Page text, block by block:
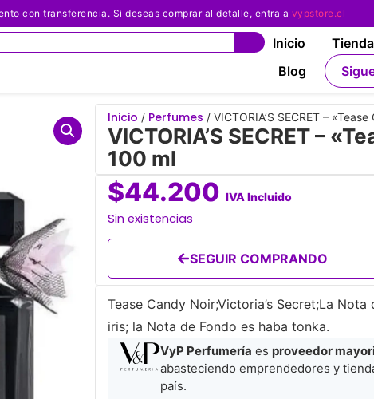
con transferencia. Si deseas comprar al detalle, entra a vypstore.cl
Inicio Tienda
Blog
Inicio / Perfumes / VICTORIA’S SECRET –
VICTORIA’S SECRET –
100 ml
$44.200 IVA Incluido
Sin existencias
SEGUIR COMPRANDO
Tease Candy Noir;Victoria’s Secret;La
iris; la Nota de Fondo es haba tonka.
VyP Perfumería es proveedor
abasteciendo emprendedores y
país.